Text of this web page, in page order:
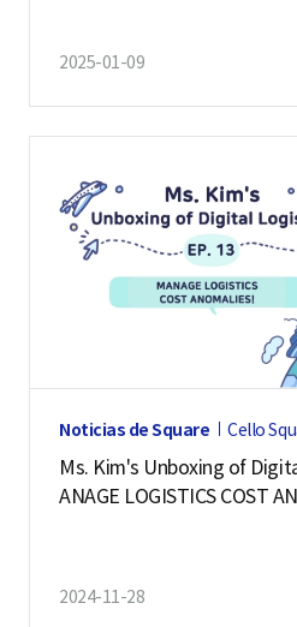
2025-01-09
Noticias de Square Cello
Ms. Kim's Unboxing of Digital
ANAGE LOGISTICS COST
2024-11-28